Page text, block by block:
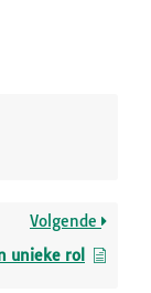
Volgende
unieke rol